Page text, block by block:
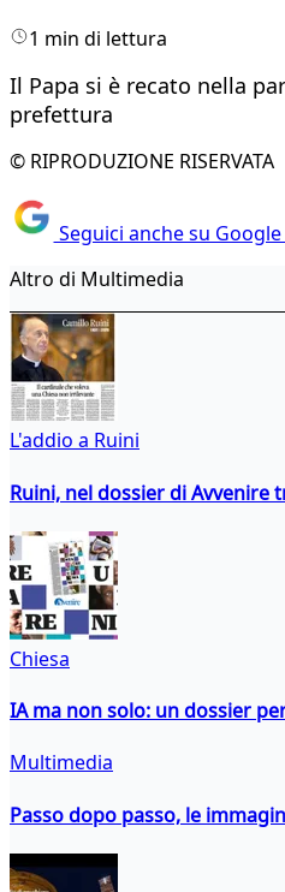
1 min di lettura
Il Papa si è recato nella
prefettura
© RIPRODUZIONE RISERVATA
Seguici anche su
Altro di Multimedia
L'addio a Ruini
Ruini, nel dossier di Avvenire
Chiesa
IA ma non solo: un dossier
Multimedia
Passo dopo passo, le